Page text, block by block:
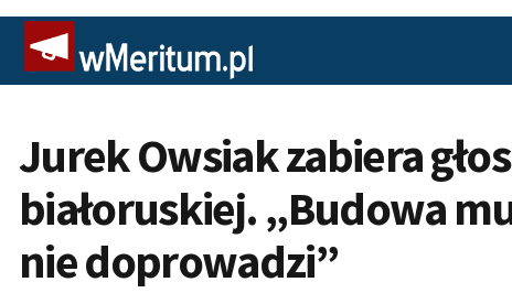
Jurek Owsiak zabiera
białoruskiej. „Budowa
nie doprowadzi”